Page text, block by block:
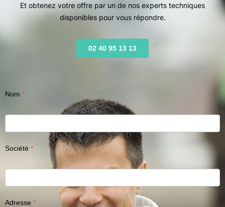
Et obtenez votre offre par un de nos experts techniques
disponibles pour vous répondre.
02 40 95 13 13
Nom
Société
Adresse